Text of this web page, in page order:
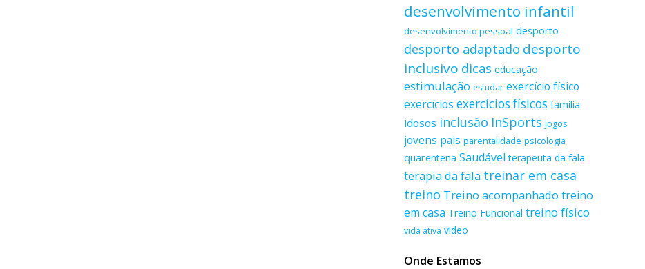
desenvolvimento infantil
desenvolvimento pessoal desporto
desporto adaptado desporto
inclusivo dicas educação
estimulação estudar exercício físico
exercícios exercícios físicos família
idosos inclusão InSports jogos
jovens pais parentalidade psicologia
quarentena Saudável terapeuta da fala
terapia da fala treinar em casa
treino Treino acompanhado treino
em casa Treino Funcional treino físico
vida ativa video
Onde Estamos